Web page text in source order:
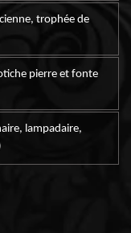
trophée de
pierre et fonte
lampadaire,